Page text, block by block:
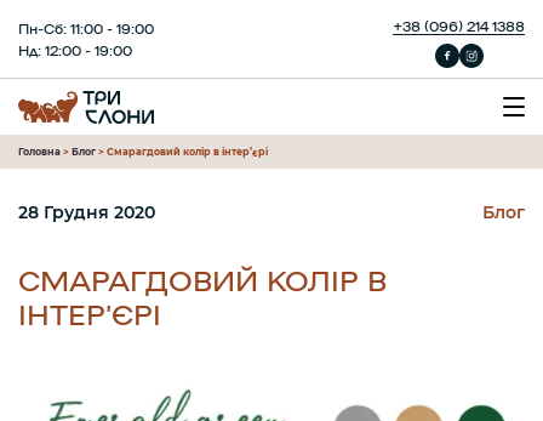
Пн-Сб: 11:00 - 19:00
Нд: 12:00 - 19:00
+38 (096) 214 1388
Головна > Блог > Смарагдовий колір в інтер’єрі
СМАРАГДОВИЙ КОЛІР В
ІНТЕР’ЄРІ
28 Грудня 2020 Блог